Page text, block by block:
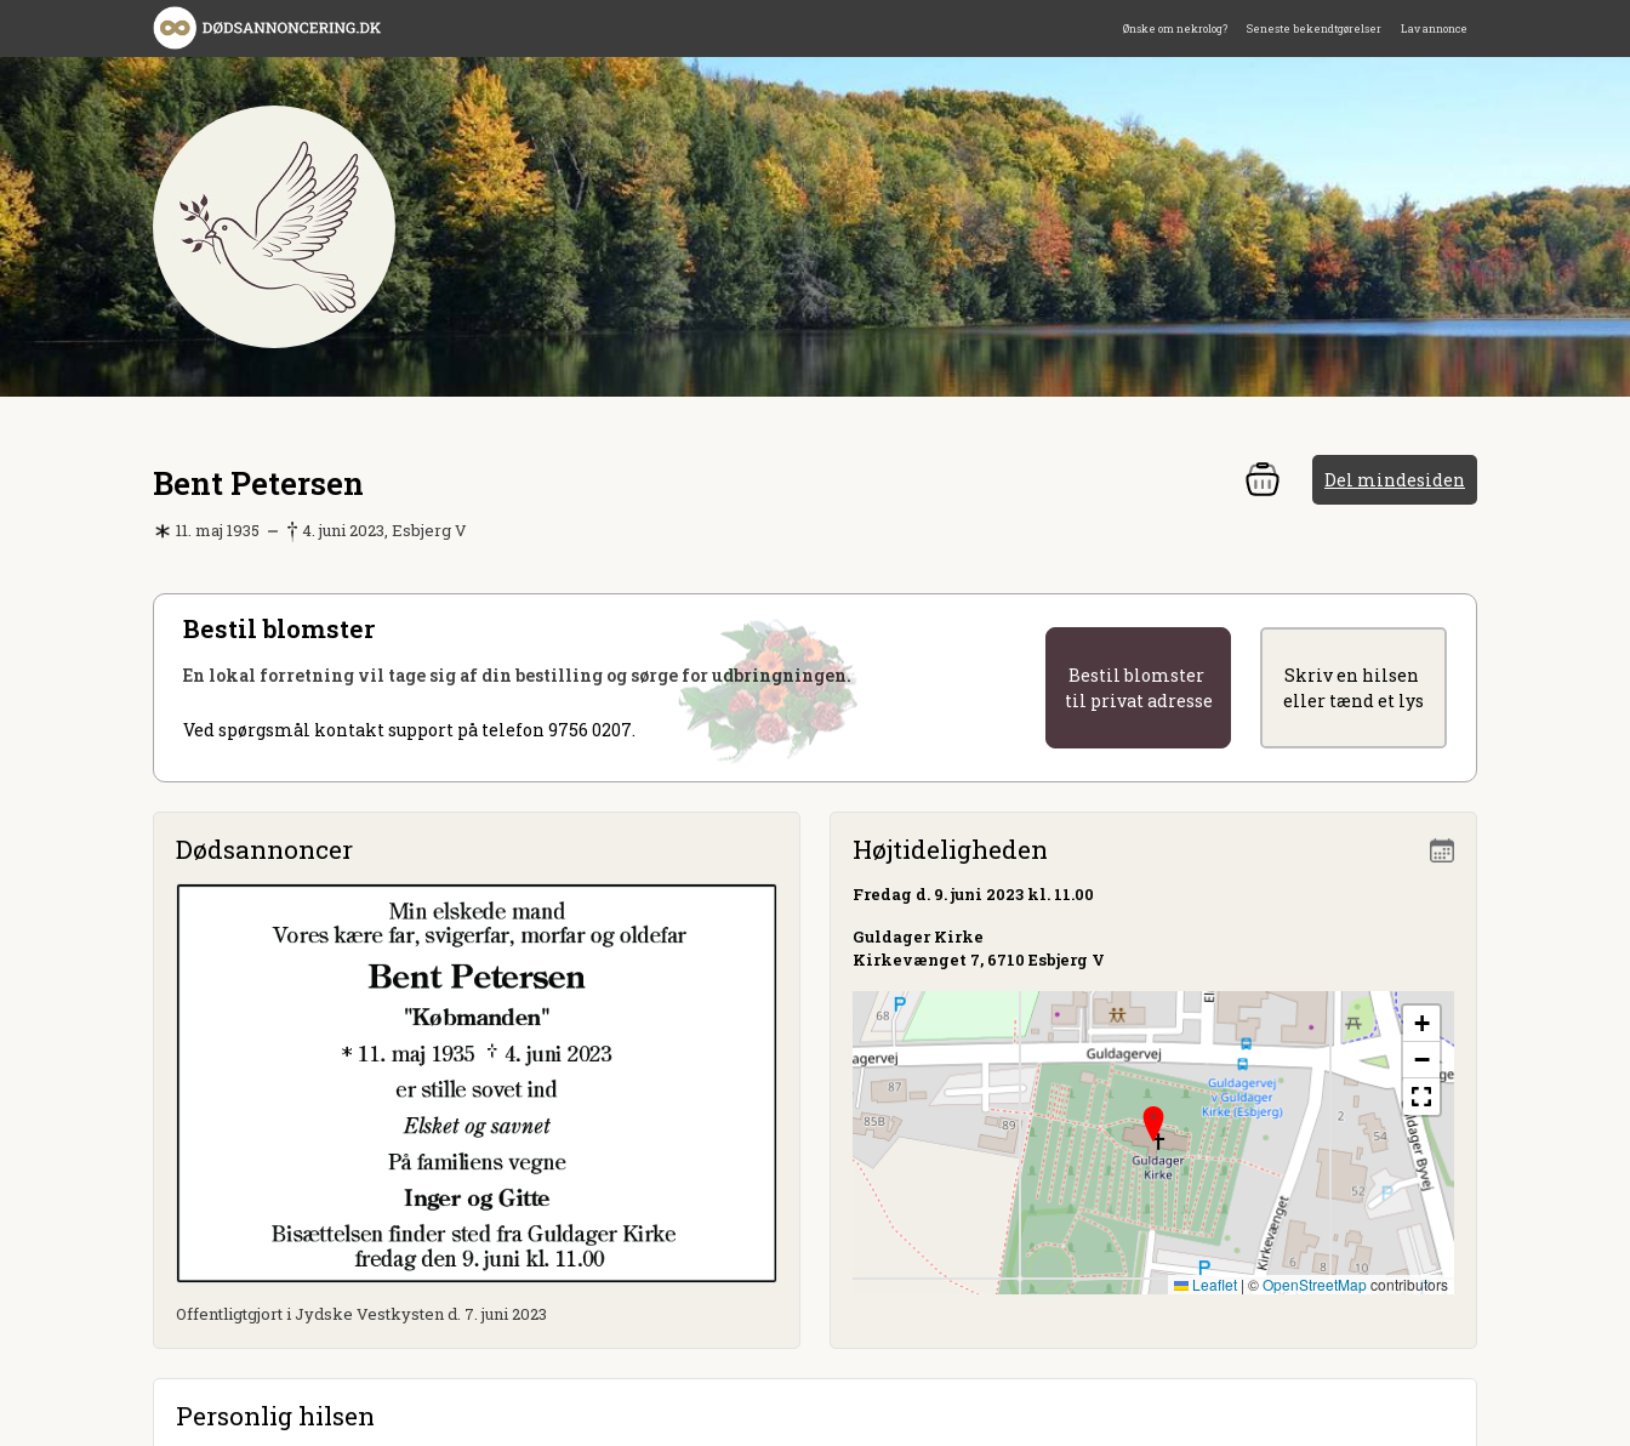
Ønske om nekrolog? Seneste bekendtgørelser Lav annonce
Bent Petersen Del mindesiden
11. maj 1935 4. juni 2023, Esbjerg V
Bestil blomster
En lokal forretning vil tage sig af din bestilling og sørge for udbringningen.
Ved spørgsmål kontakt support på telefon 9756 0207.
Bestil blomster
til privat adresse
Skriv en hilsen
eller tænd et lys
Dødsannoncer
Offentligtgjort i Jydske Vestkysten d. 7. juni 2023
Højtideligheden
Fredag d. 9. juni 2023 kl. 11.00
Guldager Kirke
Kirkevænget 7, 6710 Esbjerg V
+
−
Leaflet | ©OpenStreetMapcontributors
Personlig hilsen